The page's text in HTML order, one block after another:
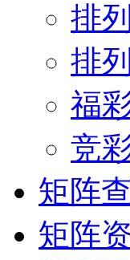
排
排
福
竞
矩阵
矩阵